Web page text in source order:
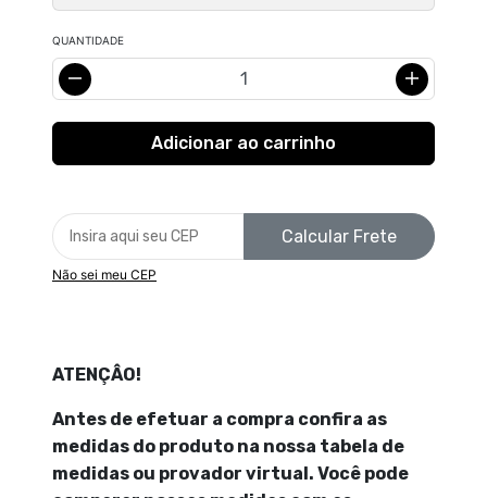
QUANTIDADE
Calcular Frete
Não sei meu CEP
ATENÇÂO!
Antes de efetuar a compra confira as
medidas do produto na nossa tabela de
medidas ou provador virtual. Você pode